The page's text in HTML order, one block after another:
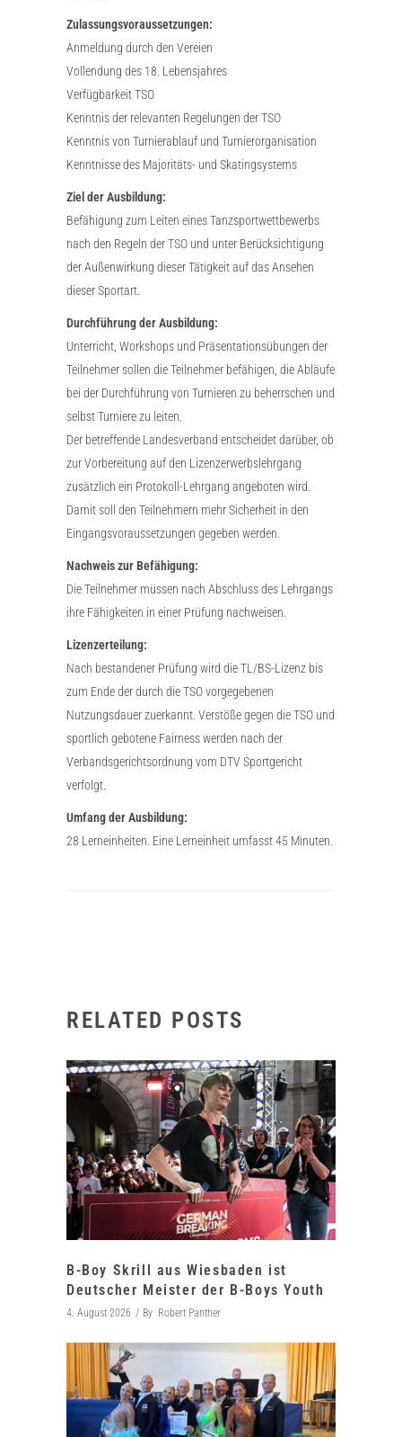
Zulassungsvoraussetzungen:
Anmeldung durch den Vereien
Vollendung des 18. Lebensjahres
Verfügbarkeit TSO
Kenntnis der relevanten Regelungen der TSO
Kenntnis von Turnierablauf und Turnierorganisation
Kenntnisse des Majoritäts- und Skatingsystems
Ziel der Ausbildung:
Befähigung zum Leiten eines Tanzsportwettbewerbs
nach den Regeln der TSO und unter Berücksichtigung
der Außenwirkung dieser Tätigkeit auf das Ansehen
dieser Sportart.
Durchführung der Ausbildung:
Unterricht, Workshops und Präsentationsübungen der
Teilnehmer sollen die Teilnehmer befähigen, die Abläufe
bei der Durchführung von Turnieren zu beherrschen und
selbst Turniere zu leiten.
Der betreffende Landesverband entscheidet darüber, ob
zur Vorbereitung auf den Lizenzerwerbslehrgang
zusätzlich ein Protokoll-Lehrgang angeboten wird.
Damit soll den Teilnehmern mehr Sicherheit in den
Eingangsvoraussetzungen gegeben werden.
Nachweis zur Befähigung:
Die Teilnehmer müssen nach Abschluss des Lehrgangs
ihre Fähigkeiten in einer Prüfung nachweisen.
Lizenzerteilung:
Nach bestandener Prüfung wird die TL/BS-Lizenz bis
zum Ende der durch die TSO vorgegebenen
Nutzungsdauer zuerkannt. Verstöße gegen die TSO und
sportlich gebotene Fairness werden nach der
Verbandsgerichtsordnung vom DTV Sportgericht
verfolgt.
Umfang der Ausbildung:
28 Lerneinheiten. Eine Lerneinheit umfasst 45 Minuten.
RELATED POSTS
B-Boy Skrill aus Wiesbaden ist
Deutscher Meister der B-Boys Youth
4. August 2026 By Robert Panther